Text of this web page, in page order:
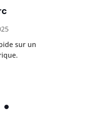
sur un